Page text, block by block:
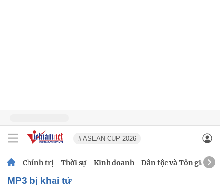
# ASEAN CUP 2026
Chính trị Thời sự Kinh doanh Dân tộc và Tôn giáo
MP3 bị khai tử